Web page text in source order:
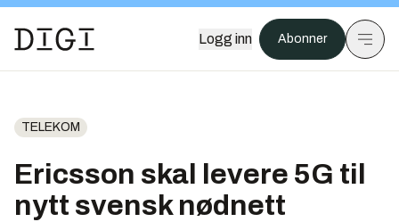
Logg inn Abonner
TELEKOM
Ericsson skal levere 5G til
nytt svensk nødnett